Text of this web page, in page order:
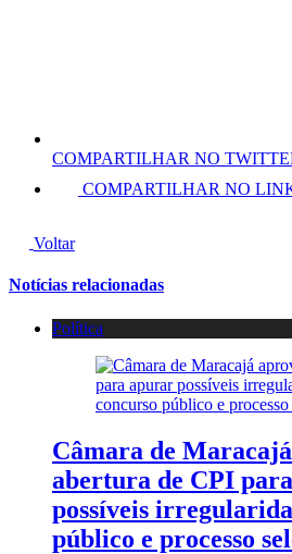
COMPARTILHAR NO
COMPARTILHAR NO
Voltar
Notícias relacionadas
Política
Câmara de
abertura de CPI
possíveis
público e processo